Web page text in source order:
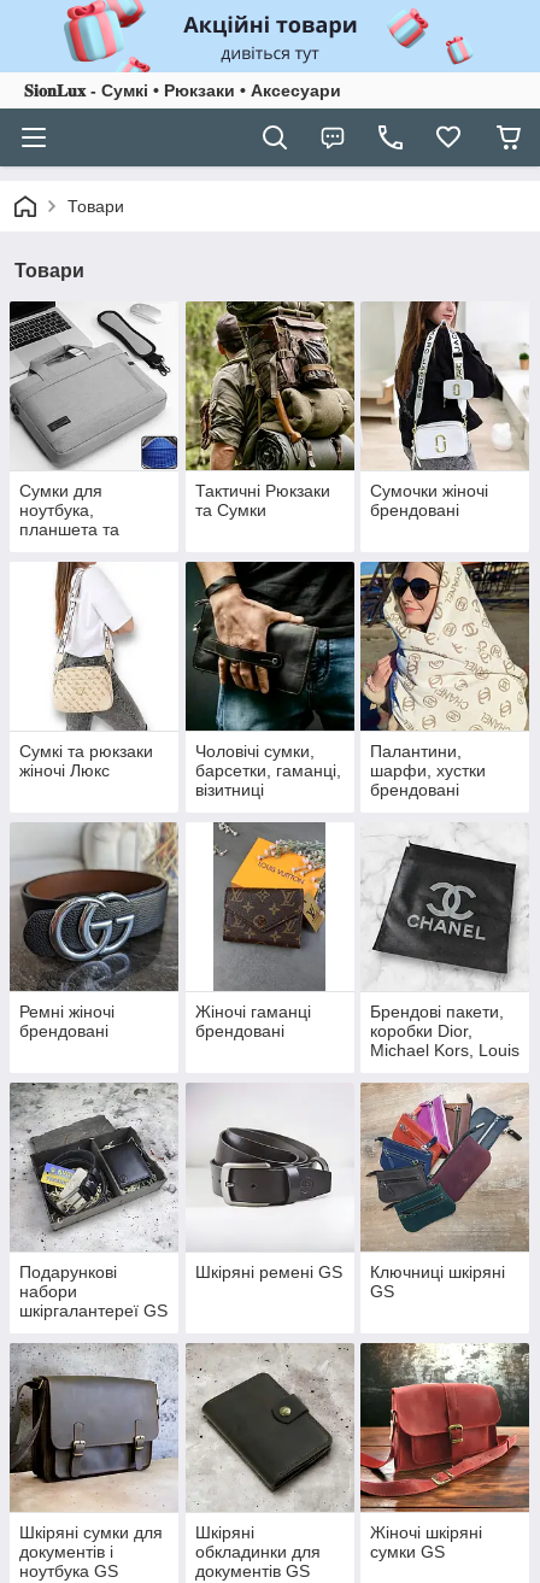
𝐒𝐢𝐨𝐧𝐋𝐮𝐱 - Сумкі • Рюкзаки • Аксесуари
Товари
Товари
Сумки для
ноутбука,
планшета та
Тактичні Рюкзаки
та Сумки
Сумочки жіночі
брендовані
Сумкі та рюкзаки
жіночі Люкс
Чоловічі сумки,
барсетки, гаманці,
візитниці
Палантини,
шарфи, хустки
брендовані
Ремні жіночі
брендовані
Жіночі гаманці
брендовані
Брендові пакети,
коробки Dior,
Michael Kors, Louis
Jacobs, Chanel
Подарункові
набори
шкіргалантереї GS
Шкіряні ремені GS
Ключниці шкіряні
GS
Шкіряні сумки для
документів і
ноутбука GS
Шкіряні
обкладинки для
документів GS
Жіночі шкіряні
сумки GS